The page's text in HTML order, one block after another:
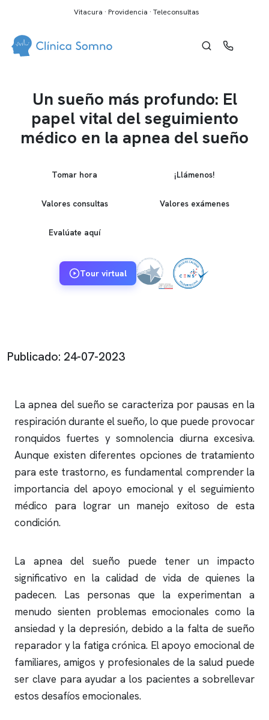
Vitacura · Providencia · Teleconsultas
Un sueño más profundo: El
papel vital del seguimiento
médico en la apnea del sueño
Tomar hora ¡Llámenos!
Valores consultas Valores exámenes
Evalúate aquí
Tour virtual
Publicado: 24-07-2023
Laapnea del sueño se caracteriza por pausas en la
respiración durante el sueño, lo que puede provocar
ronquidos fuertes y somnolencia diurna excesiva.
Aunque existen diferentes opciones de tratamiento
para este trastorno, es fundamental comprender la
importancia del apoyo emocional y el seguimiento
médico para lograr un manejo exitoso de esta
condición.
La apnea del sueño puede tener un impacto
significativo en la calidad de vida de quienes la
padecen. Las personas que la experimentan a
menudo sienten problemas emocionales como la
ansiedad y la depresión, debido a la falta de sueño
reparador y la fatiga crónica. El apoyo emocional de
familiares, amigos y profesionales de la salud puede
ser clave para ayudar a los pacientes a sobrellevar
estos desafíos emocionales.